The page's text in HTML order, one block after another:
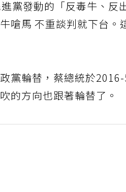
黨發動的「反毒牛、反
嗆馬 不重談判就下台
黨輪替，蔡總統於
的方向也跟著輪替了。